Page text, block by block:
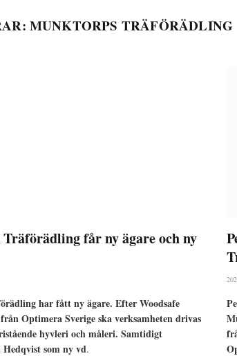
MUNKTORPS TRÄFÖRÄDLING
får ny ägare och ny
har fått ny ägare. Efter Woodsafe
Optimera Sverige ska verksamheten drivas
hyvleri och måleri. Samtidigt
som ny vd.